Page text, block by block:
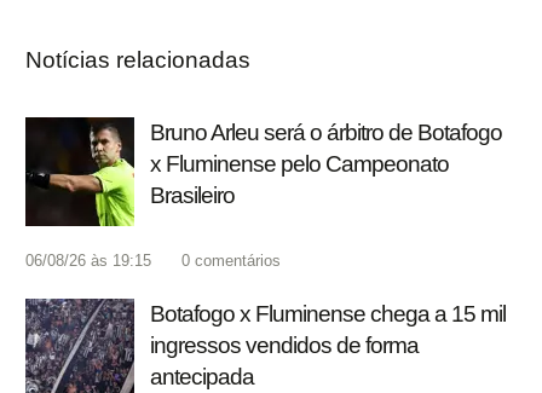
Notícias relacionadas
Bruno Arleu será o árbitro de Botafogo
x Fluminense pelo Campeonato
Brasileiro
06/08/26 às 19:15 0 comentários
Botafogo x Fluminense chega a 15 mil
ingressos vendidos de forma
antecipada